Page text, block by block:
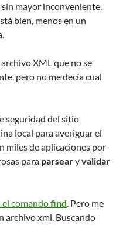
mayor inconveniente.
bien, menos en un
XML que no se
pero no me decía cual
seguridad del sitio
local para averiguar el
miles de aplicaciones por
para parsearyvalidar
el comandofind. Pero me
archivo xml. Buscando